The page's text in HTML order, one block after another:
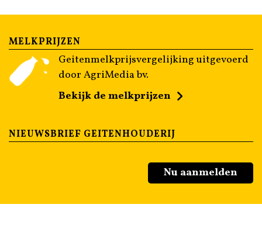
MELKPRIJZEN
Geitenmelkprijsvergelijking uitgevoerd
door AgriMedia bv.
Bekijk de melkprijzen
NIEUWSBRIEF GEITENHOUDERIJ
Nu aanmelden